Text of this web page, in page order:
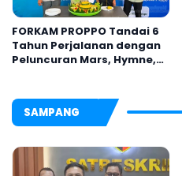
FORKAM PROPPO Tandai 6
Tahun Perjalanan dengan
Peluncuran Mars, Hymne,
SAMPANG